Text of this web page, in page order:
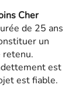
Cher
de 25 ans
un
retenu.
est
est fiable.